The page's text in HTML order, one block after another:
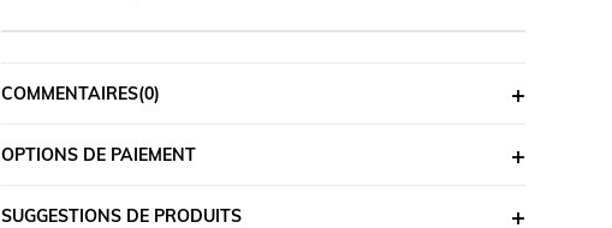
COMMENTAIRES(0)
OPTIONS DE PAIEMENT
SUGGESTIONS DE PRODUITS